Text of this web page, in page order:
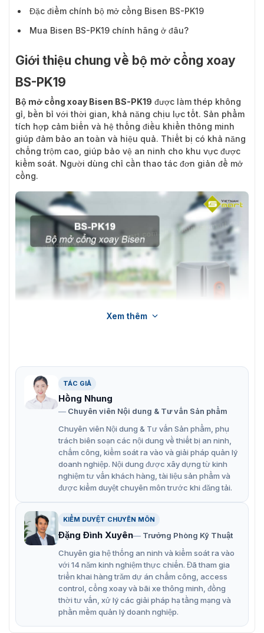
Đặc điểm chính bộ mở cổng Bisen BS-PK19
Mua Bisen BS-PK19 chính hãng ở đâu?
Giới thiệu chung về bộ mở cổng xoay
BS-PK19
Bộ mở cổng xoay Bisen BS-PK19 được làm thép không
gỉ, bền bỉ với thời gian, khả năng chịu lực tốt. Sản phẩm
tích hợp cảm biến và hệ thống điều khiển thông minh
giúp đảm bảo an toàn và hiệu quả. Thiết bị có khả năng
chống trộm cao, giúp bảo vệ an ninh cho khu vực được
kiểm soát. Người dùng chỉ cần thao tác đơn giản để mở
cổng.
Đặc điểm chính bộ mở cổng Bisen BS-
PK19
Bisen BS-PK19 là một thiết bị kiểm soát ra vào hiện đại,
được đánh giá cao về tính năng và độ bền. Sản phẩm
được ứng dụng rộng rãi với những tính năng vượt trội:
Sử dụng chìa khóa để mở khóa bộ ly hợp, sau đó vận
hành cổng bằng tay.
Chức năng khởi động mềm giúp khởi động ổn định và
êm ái.
Có chức năng đảo ngược và chức năng dừng khi gặp
chướng ngại vật.
Tự động đóng cửa sau một thời gian nhất định.
Chịu được tải trọng tối đa của cổng lên đến 300m.
Tốc độ quay đầu ra 3 vòng/phút.
Chiều dài tối đa của cổng 3m
Xem thêm
TÁC GIẢ
Hồng Nhung
Chuyên viên Nội dung & Tư vấn Sản phẩm
Chuyên viên Nội dung & Tư vấn Sản phẩm, phụ
trách biên soạn các nội dung về thiết bị an ninh,
chấm công, kiểm soát ra vào và giải pháp quản lý
doanh nghiệp. Nội dung được xây dựng từ kinh
nghiệm tư vấn khách hàng, tài liệu sản phẩm và
được kiểm duyệt chuyên môn trước khi đăng tải.
KIỂM DUYỆT CHUYÊN MÔN
Đặng Đình Xuyên
Trưởng Phòng Kỹ Thuật
Chuyên gia hệ thống an ninh và kiểm soát ra vào
với 14 năm kinh nghiệm thực chiến. Đã tham gia
triển khai hàng trăm dự án chấm công, access
control, cổng xoay và bãi xe thông minh, đồng
thời tư vấn, xử lý các giải pháp hạ tầng mạng và
phần mềm quản lý doanh nghiệp.